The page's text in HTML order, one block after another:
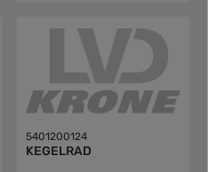
5401200124
KEGELRAD